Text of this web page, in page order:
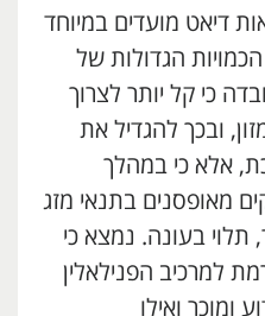
דיאט מועדים במיוחד
הגדולות של
כי קל יותר לצרוך
ובכך להגדיל את
אלא כי במהלך
מאופסנים בתנאי מזג
תלוי בעונה. נמצא כי
למרכיב הפנילאלין
ומוכר ואילו